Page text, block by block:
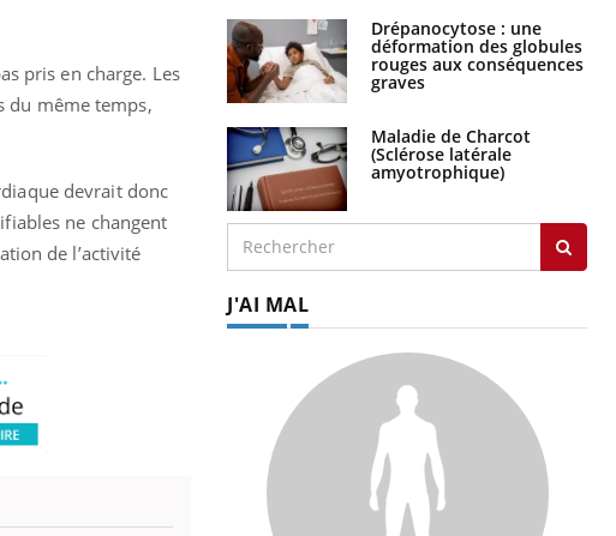
pris en charge. Les
du même temps,
devrait donc
ne changent
de l’activité
Drépanocytose : une
déformation des globules
rouges aux conséquences
graves
Maladie de Charcot
(Sclérose latérale
amyotrophique)
J'AI MAL